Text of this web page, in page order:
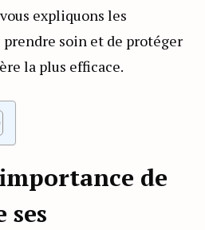
expliquons les
prendre soin et de protéger
la plus efficace.
de
ses